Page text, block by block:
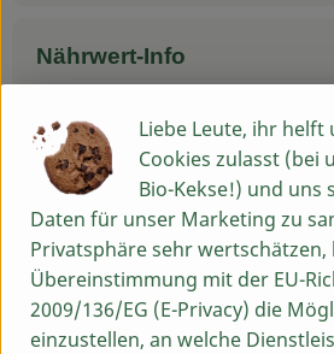
Nährwert-Info
Produktdatenblatt
Herkunft
Hersteller: Milchwerke
Liebe Leute, ihr
Cookies zulasst (bei
Bio-Kekse!) und uns
Daten für unser Marketing zu
Privatsphäre sehr
Übereinstimmung mit der EU-
2009/136/EG (E-Privacy) die
einzustellen, an welche